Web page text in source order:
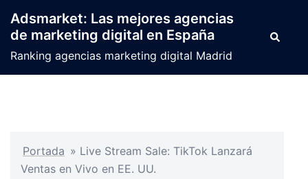
contenido
Adsmarket: Las mejores agencias
de marketing digital en España
Ranking agencias marketing digital Madrid
Buscar
Portada » Live Stream Sale: TikTok Lanzará
Ventas en Vivo en EE. UU.